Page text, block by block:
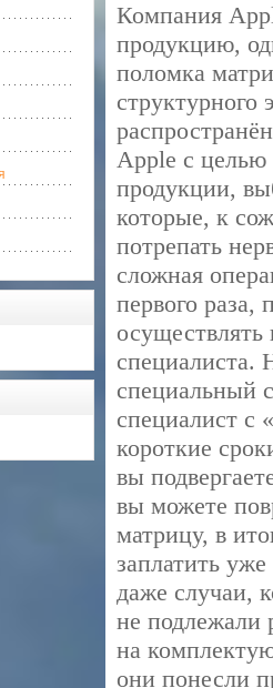
Компания
продукцию,
поломка
структурного
Apple с целью
продукции,
которые, к
потрепать
сложная
первого раза,
специалиста.
специальный
специалист с
короткие
вы
вы можете
матрицу, в
заплатить
даже случаи,
не подлежали
на
они понесли